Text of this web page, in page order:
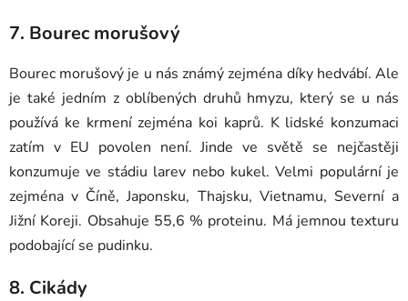
7. Bourec morušový
Bourec morušový je u nás známý zejména díky hedvábí. Ale
je také jedním z oblíbených druhů hmyzu, který se u nás
používá ke krmení zejména koi kaprů. K lidské konzumaci
zatím v EU povolen není. Jinde ve světě se nejčastěji
konzumuje ve stádiu larev nebo kukel. Velmi populární je
zejména v Číně, Japonsku, Thajsku, Vietnamu, Severní a
Jižní Koreji. Obsahuje 55,6 % proteinu. Má jemnou texturu
podobající se pudinku.
8. Cikády